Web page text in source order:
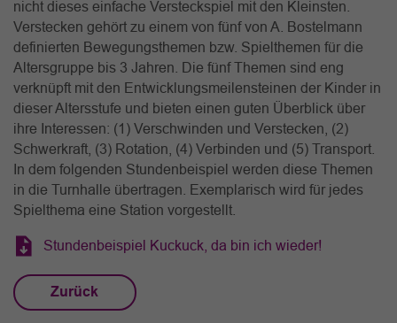
nicht dieses einfache Versteckspiel mit den Kleinsten.
Verstecken gehört zu einem von fünf von A. Bostelmann
definierten Bewegungsthemen bzw. Spielthemen für die
Altersgruppe bis 3 Jahren. Die fünf Themen sind eng
verknüpft mit den Entwicklungsmeilensteinen der Kinder in
dieser Altersstufe und bieten einen guten Überblick über
ihre Interessen: (1) Verschwinden und Verstecken, (2)
Schwerkraft, (3) Rotation, (4) Verbinden und (5) Transport.
In dem folgenden Stundenbeispiel werden diese Themen
in die Turnhalle übertragen. Exemplarisch wird für jedes
Spielthema eine Station vorgestellt.
Stundenbeispiel Kuckuck, da bin ich wieder!
Zurück